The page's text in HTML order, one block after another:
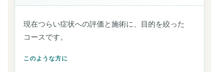
現在つらい症状への評価と施術に、目的を絞った
コースです。
このような方に